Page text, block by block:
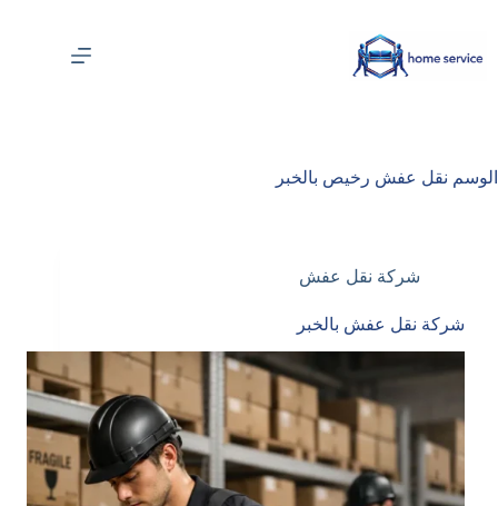
المحتوى
الوسم نقل عفش رخيص بالخبر
شركة نقل عفش
شركة نقل عفش بالخبر